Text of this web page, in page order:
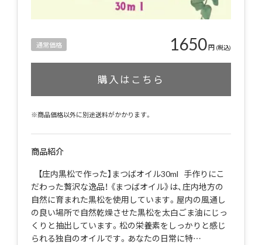
通常価格 1650円 (税込)
購入はこちら
※商品価格以外に別途送料がかかります。
商品紹介
【庄内黒松で作った】まつばオイル30ml 手作りにこ
だわった贅沢な逸品！ 《まつばオイル》は、庄内地方の
自然に育まれた黒松を使用しています。屋内の風通し
の良い場所で自然乾燥させた黒松を太白ごま油にじっ
くりと抽出しています。松の栄養素をしっかりと感じ
られる独自のオイルです。あなたの日常に特…